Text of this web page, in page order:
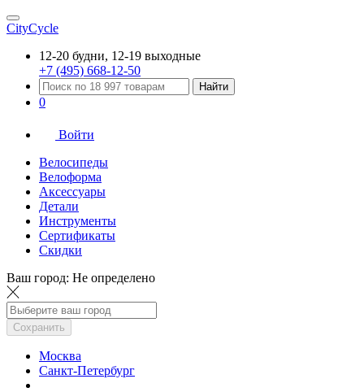
CityCycle
12-20 будни, 12-19 выходные
+7 (495) 668-12-50
Найти
0
Войти
Велосипеды
Велоформа
Аксессуары
Детали
Инструменты
Сертификаты
Скидки
Ваш город: Не определено
Сохранить
Москва
Санкт-Петербург